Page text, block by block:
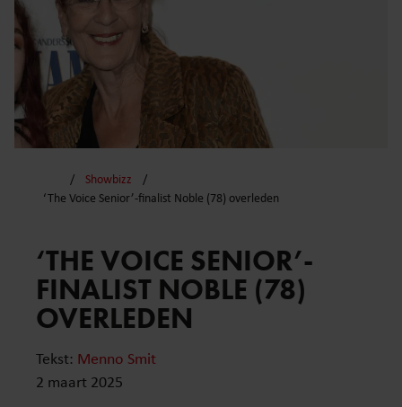
Showbizz
‘The Voice Senior’-finalist Noble (78) overleden
‘THE VOICE SENIOR’-
FINALIST NOBLE (78)
OVERLEDEN
Tekst: Menno Smit
2 maart 2025